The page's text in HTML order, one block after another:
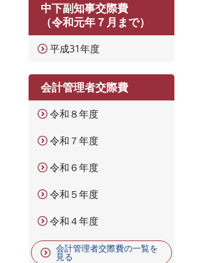
中下副知事交際費
（令和元年７月まで）
平成31年度
会計管理者交際費
令和８年度
令和７年度
令和６年度
令和５年度
令和４年度
会計管理者交際費の一覧を
見る